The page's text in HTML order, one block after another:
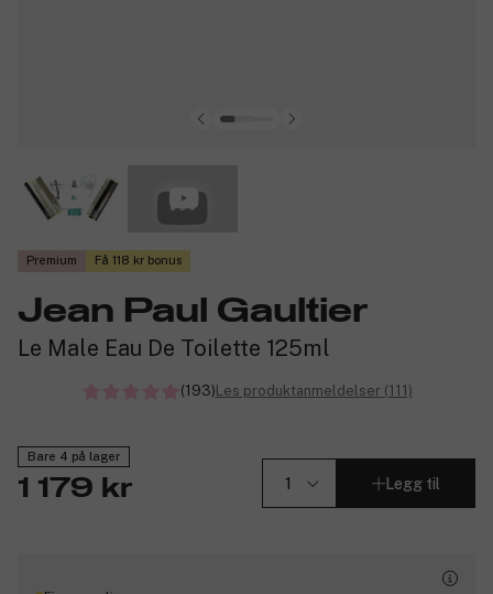
Premium Få 118 kr bonus
Jean Paul Gaultier
Le Male Eau De Toilette 125ml
(193)Les produktanmeldelser (111)
Bare 4 på lager
1 179 kr Legg til